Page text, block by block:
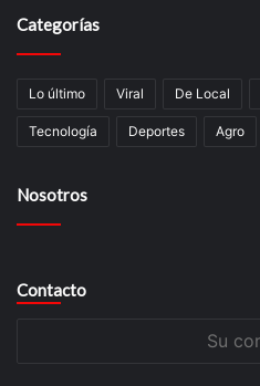
Categorías
Lo último Viral De Local
Tecnologí­a Deportes Agro
Nosotros
Contacto